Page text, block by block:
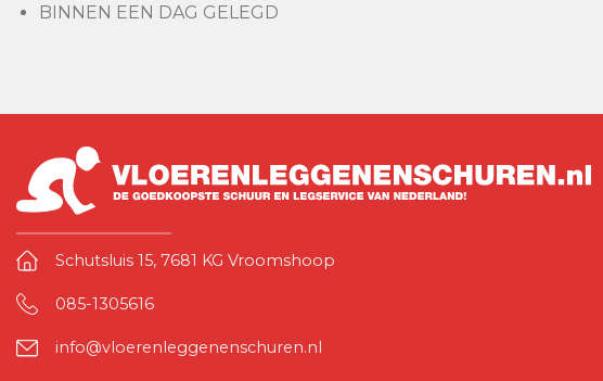
BINNEN EEN DAG GELEGD
Schutsluis 15, 7681 KG Vroomshoop
085-1305616
info@vloerenleggenenschuren.nl